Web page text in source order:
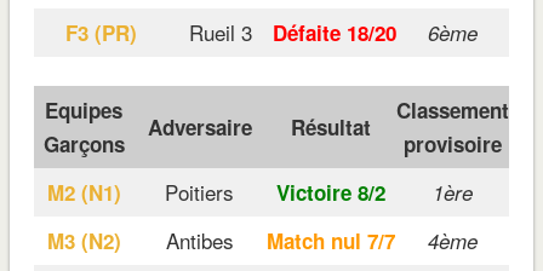
F3 (PR)
Rueil 3 Défaite 18/20 6ème
Equipes
Garçons
Adversaire Résultat
Classement
provisoire
M2 (N1)
Poitiers Victoire 8/2
1ère
M3 (N2)
Antibes Match nul 7/7
4ème